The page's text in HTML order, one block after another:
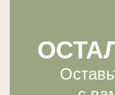
+7 988 926
Любые вопросы
с 8 – 22, МСК